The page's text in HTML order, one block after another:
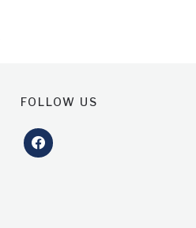
FOLLOW US
facebook